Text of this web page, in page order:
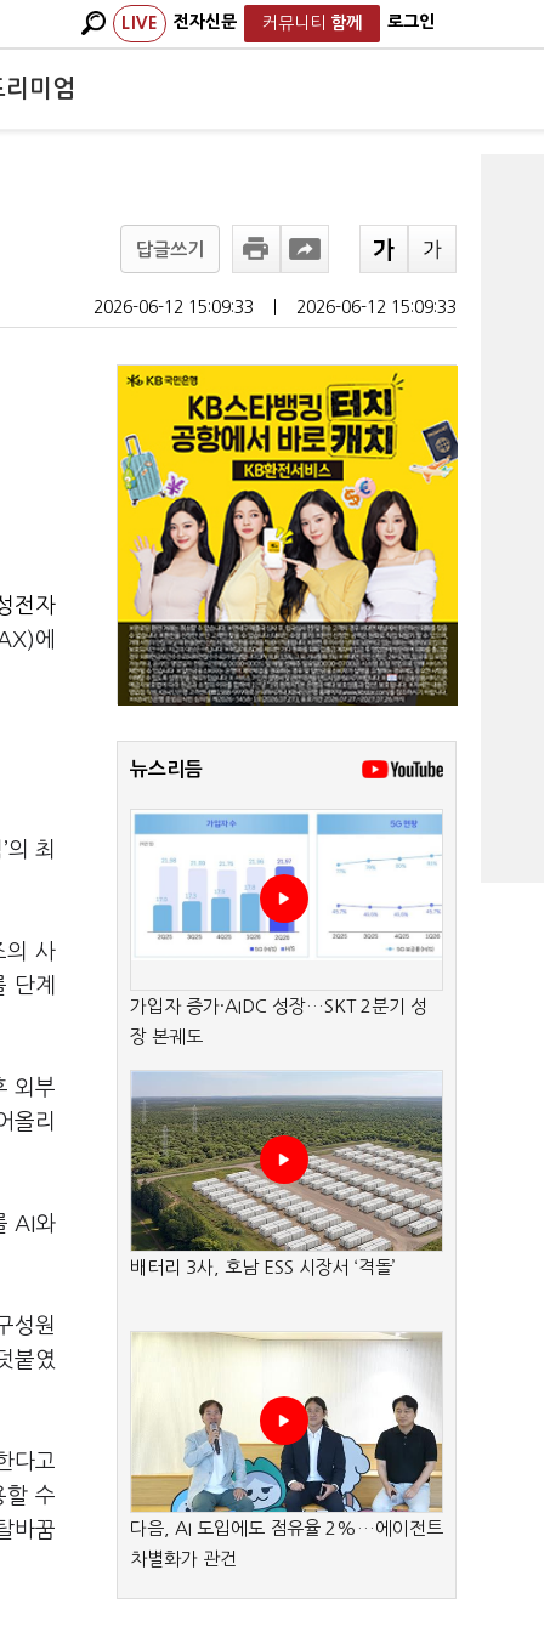
LIVE 전자신문 커뮤니티 함께 로그인
리미엄
답글쓰기
2026-06-12 15:09:33 2026-06-12 15:09:33
전자
에
최
의 사
단계
외부
올리
AI와
성원
붙였
다고
할 수
바꿈
뉴스리듬
가입자 증가·AIDC 성장…SKT 2분기 성
장 본궤도
배터리 3사, 호남 ESS 시장서 ‘격돌’
다음, AI 도입에도 점유율 2%…에이전트
차별화가 관건